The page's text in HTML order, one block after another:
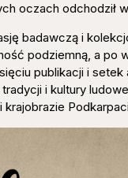
oczach odchodził
badawczą i
podziemną, a po
publikacji i
i kultury